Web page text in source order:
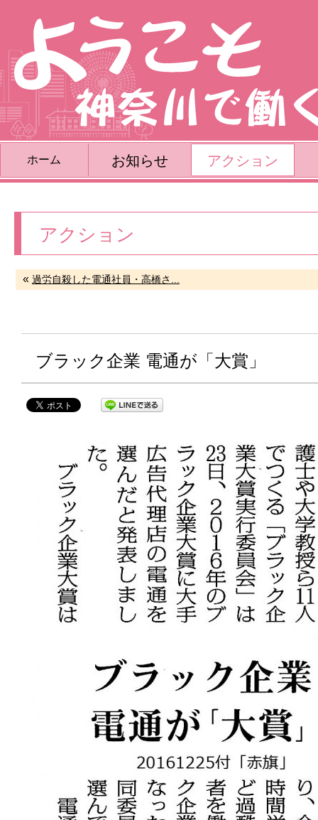
ホーム お知らせ アクション
アクション
« 過労自殺した電通社員・高橋さ...
ブラック企業 電通が「大賞」